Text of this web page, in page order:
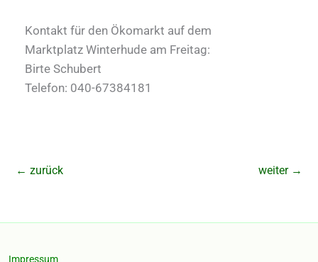
Kontakt für den Ökomarkt auf dem
Marktplatz Winterhude am Freitag:
Birte Schubert
Telefon: 040-67384181
← zurück weiter →
Impressum